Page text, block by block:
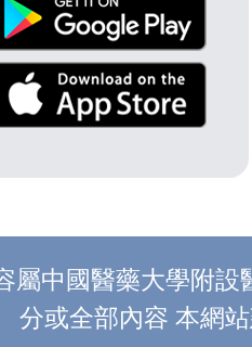
屬中國醫藥大學附
分或全部內容 本網